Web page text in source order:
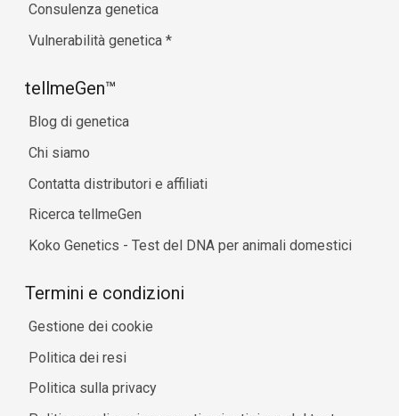
Consulenza genetica
Vulnerabilità genetica *
tellmeGen™
Blog di genetica
Chi siamo
Contatta distributori e affiliati
Ricerca tellmeGen
Koko Genetics - Test del DNA per animali domestici
Termini e condizioni
Gestione dei cookie
Politica dei resi
Politica sulla privacy